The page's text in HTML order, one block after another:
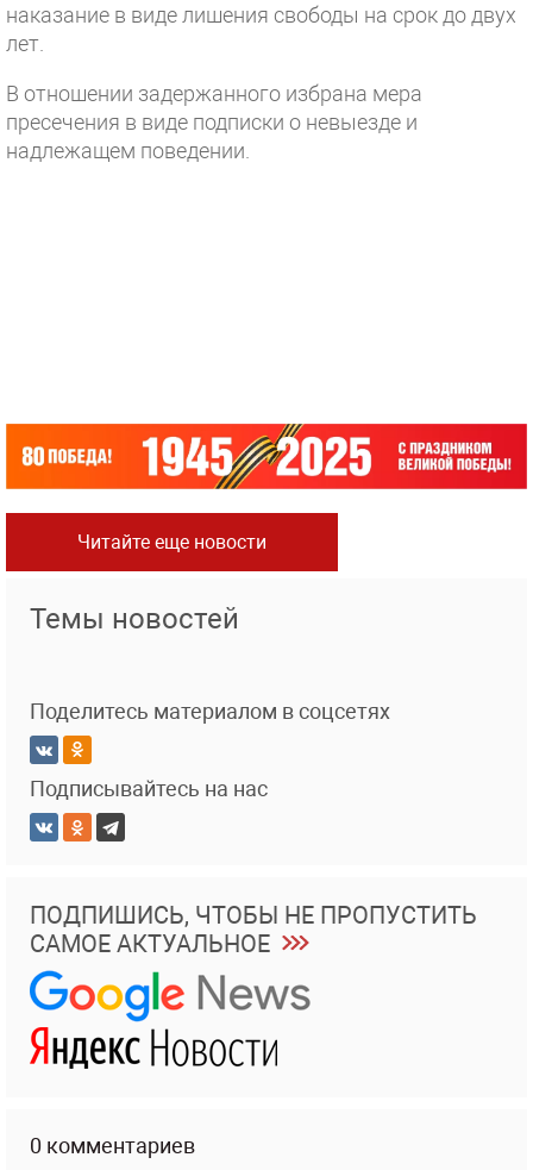
наказание в виде лишения свободы на срок до двух
лет.
В отношении задержанного избрана мера
пресечения в виде подписки о невыезде и
надлежащем поведении.
Читайте еще новости
Темы новостей
Поделитесь материалом в соцсетях
Подписывайтесь на нас
ПОДПИШИСЬ, ЧТОБЫ НЕ ПРОПУСТИТЬ
САМОЕ АКТУАЛЬНОЕ
0 комментариев